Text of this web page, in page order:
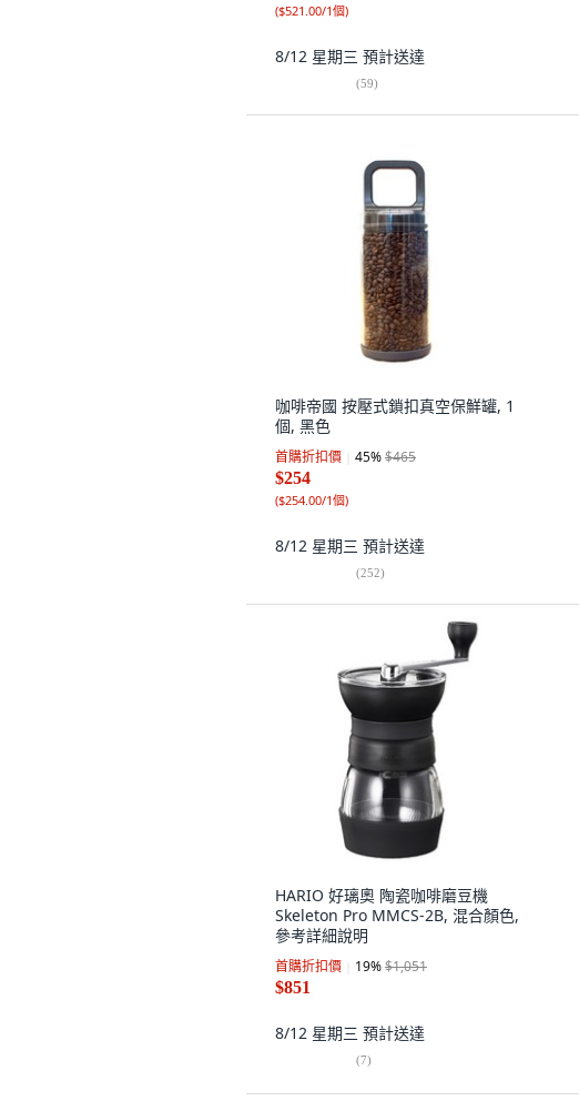
($521.00/1個)
8/12 星期三 預計送達
(59)
咖啡帝國 按壓式鎖扣真空保鮮罐, 1
個, 黑色
首購折扣價 45%$465
$254
($254.00/1個)
8/12 星期三 預計送達
(252)
HARIO 好璃奧 陶瓷咖啡磨豆機
Skeleton Pro MMCS-2B, 混合顏色,
參考詳細說明
首購折扣價 19%$1,051
$851
8/12 星期三 預計送達
(7)